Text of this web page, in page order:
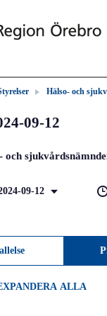
Hälso- och
09-12
och
09-12
ALLA